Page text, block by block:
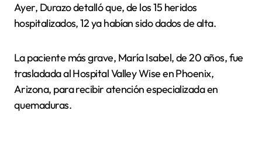
Ayer, Durazo detalló que, de los 15 heridos
hospitalizados, 12 ya habían sido dados de alta.
La paciente más grave, María Isabel, de 20 años, fue
trasladada al Hospital Valley Wise en Phoenix,
Arizona, para recibir atención especializada en
quemaduras.